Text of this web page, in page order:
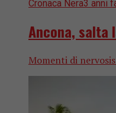
Cronaca Nera3 anni
Ancona, salta
Momenti di